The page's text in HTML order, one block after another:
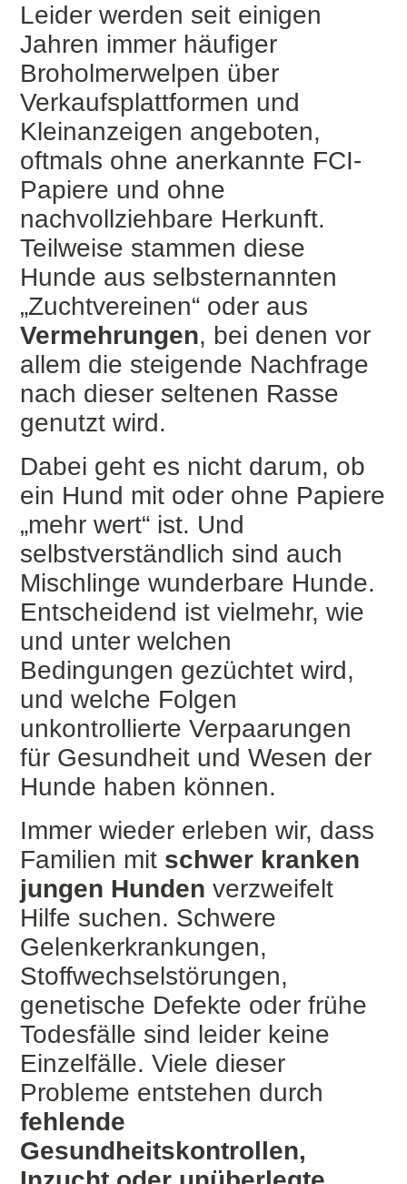
Leider werden seit einigen
Jahren immer häufiger
Broholmerwelpen über
Verkaufsplattformen und
Kleinanzeigen angeboten,
oftmals ohne anerkannte FCI-
Papiere und ohne
nachvollziehbare Herkunft.
Teilweise stammen diese
Hunde aus selbsternannten
„Zuchtvereinen“ oder aus
Vermehrungen, bei denen vor
allem die steigende Nachfrage
nach dieser seltenen Rasse
genutzt wird.
Dabei geht es nicht darum, ob
ein Hund mit oder ohne Papiere
„mehr wert“ ist. Und
selbstverständlich sind auch
Mischlinge wunderbare Hunde.
Entscheidend ist vielmehr, wie
und unter welchen
Bedingungen gezüchtet wird,
und welche Folgen
unkontrollierte Verpaarungen
für Gesundheit und Wesen der
Hunde haben können.
Immer wieder erleben wir, dass
Familien mit schwer kranken
jungen Hunden verzweifelt
Hilfe suchen. Schwere
Gelenkerkrankungen,
Stoffwechselstörungen,
genetische Defekte oder frühe
Todesfälle sind leider keine
Einzelfälle. Viele dieser
Probleme entstehen durch
fehlende
Gesundheitskontrollen,